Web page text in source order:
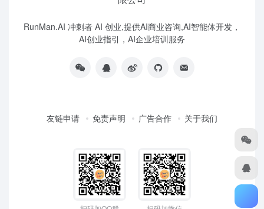
RunMan.AI 冲刺者 AI 创业,提供AI商业咨询,AI智能体开发，
AI创业指引，AI企业培训服务
友链申请 免责声明 广告合作 关于我们